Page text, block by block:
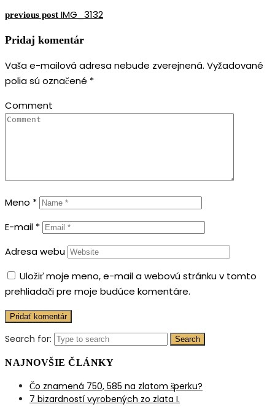
previous post IMG_3132
Pridaj komentár
Vaša e-mailová adresa nebude zverejnená. Vyžadované
polia sú označené *
Comment
Meno *
E-mail *
Adresa webu
Uložiť moje meno, e-mail a webovú stránku v tomto
prehliadači pre moje budúce komentáre.
Search for: Search
NAJNOVŠIE ČLÁNKY
Čo znamená 750, 585 na zlatom šperku?
7 bizardností vyrobených zo zlata I.